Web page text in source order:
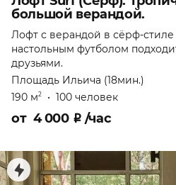
большой верандой.
Лофт с верандой в сёрф-
настольным футболом
друзьями.
Площадь Ильича (18мин.)
190 м2 • 100 человек
от 4 000 ₽ /час